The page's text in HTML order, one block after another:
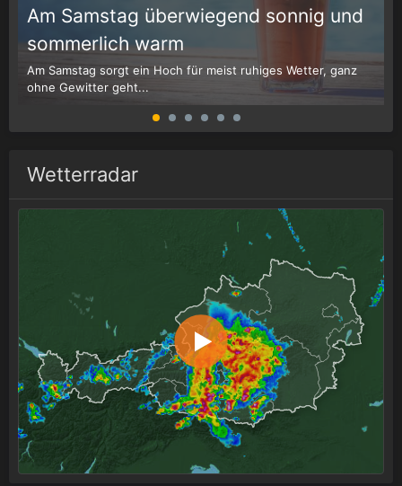
Am Samstag überwiegend sonnig und
sommerlich warm
Am Samstag sorgt ein Hoch für meist ruhiges Wetter, ganz
ohne Gewitter geht...
Wetterradar